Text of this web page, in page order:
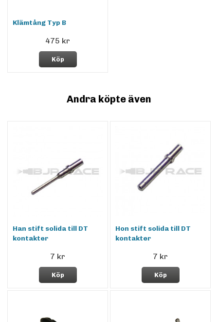
Klämtång Typ B
475 kr
Köp
Andra köpte även
Han stift solida till DT
kontakter
7 kr
Köp
Hon stift solida till DT
kontakter
7 kr
Köp